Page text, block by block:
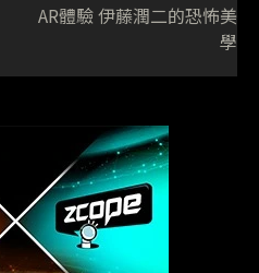
AR體驗 伊藤潤二的恐怖美
學